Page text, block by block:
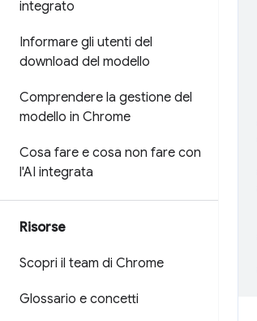
integrato
Informare gli utenti del
download del modello
Comprendere la gestione del
modello in Chrome
Cosa fare e cosa non fare con
l'AI integrata
Risorse
Scopri il team di Chrome
Glossario e concetti